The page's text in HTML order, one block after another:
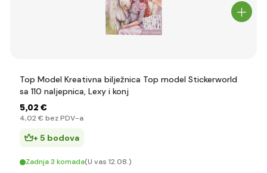
Top Model Kreativna bilježnica Top model Stickerworld
sa 110 naljepnica, Lexy i konj
5,02 €
4,02 € bez PDV-a
+ 5 bodova
Zadnja 3 komada(U vas 12.08.)